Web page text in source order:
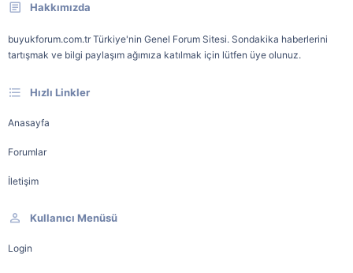
Hakkımızda
buyukforum.com.tr Türkiye'nin Genel Forum Sitesi. Sondakika haberlerini
tartışmak ve bilgi paylaşım ağımıza katılmak için lütfen üye olunuz.
Hızlı Linkler
Anasayfa
Forumlar
İletişim
Kullanıcı Menüsü
Login